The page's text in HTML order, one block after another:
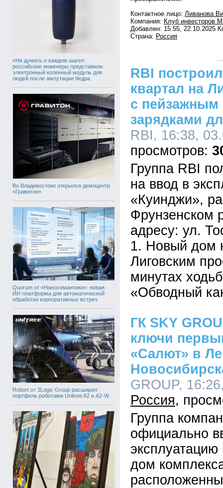
«Не думать о каждом шаге»:
российские инженеры представили
электронный коленный модуль для
людей после ампутации бедра
Во Владивостоке открылся демоцентр
«Гравитон»
Quorum от «Наносемантики»: новая
ИИ-платформа для автоматической
обработки корпоративных встреч
Robort от 3Logic Group расширил
портфель роботами Unitree A2 и A2-W
Контактное лицо: Ливанова
Компания: Клуб инвесторов
Добавлен: 15:55, 22.10.2025
Страна: Россия
RBI
квартал на
с пейзажным
зарядками
RBI, 16:38,
Группа RBI
на ввод в
«Куинджи»,
Фрунзенском
адресу: ул.
1. Новый дом
Лиговским
минутах
«Обводный
ГК SKY
ключи
«Салют» в
GROUP,
Россия
Группа
официально
дом